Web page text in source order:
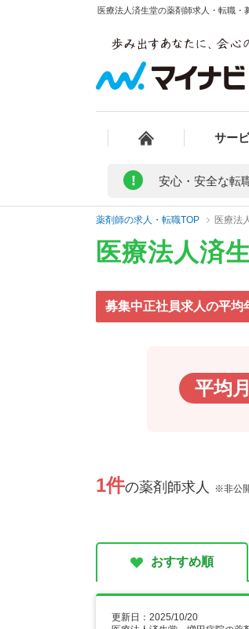
医療法人済生堂の薬剤師求人・転職
サー
! 安心・安全な転
薬剤師の求人・転職TOP 医療法
医療法人済
募集中正社員求人の平均
平均
1件の薬剤師求人 ※非公
おすすめ順
更新日：2025/10/20